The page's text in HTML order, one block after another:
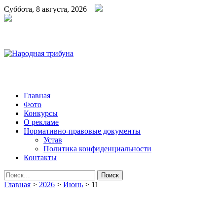
Суббота, 8 августа, 2026
Народная трибуна
Калининская районная газета
Главная
Фото
Конкурсы
О рекламе
Нормативно-правовые документы
Устав
Политика конфиденциальности
Контакты
Найти:
Главная > 2026 > Июнь > 11